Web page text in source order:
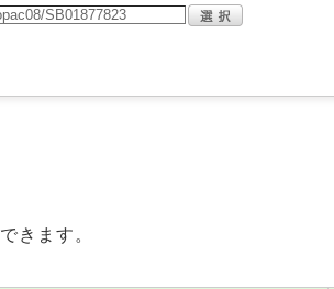
きます。